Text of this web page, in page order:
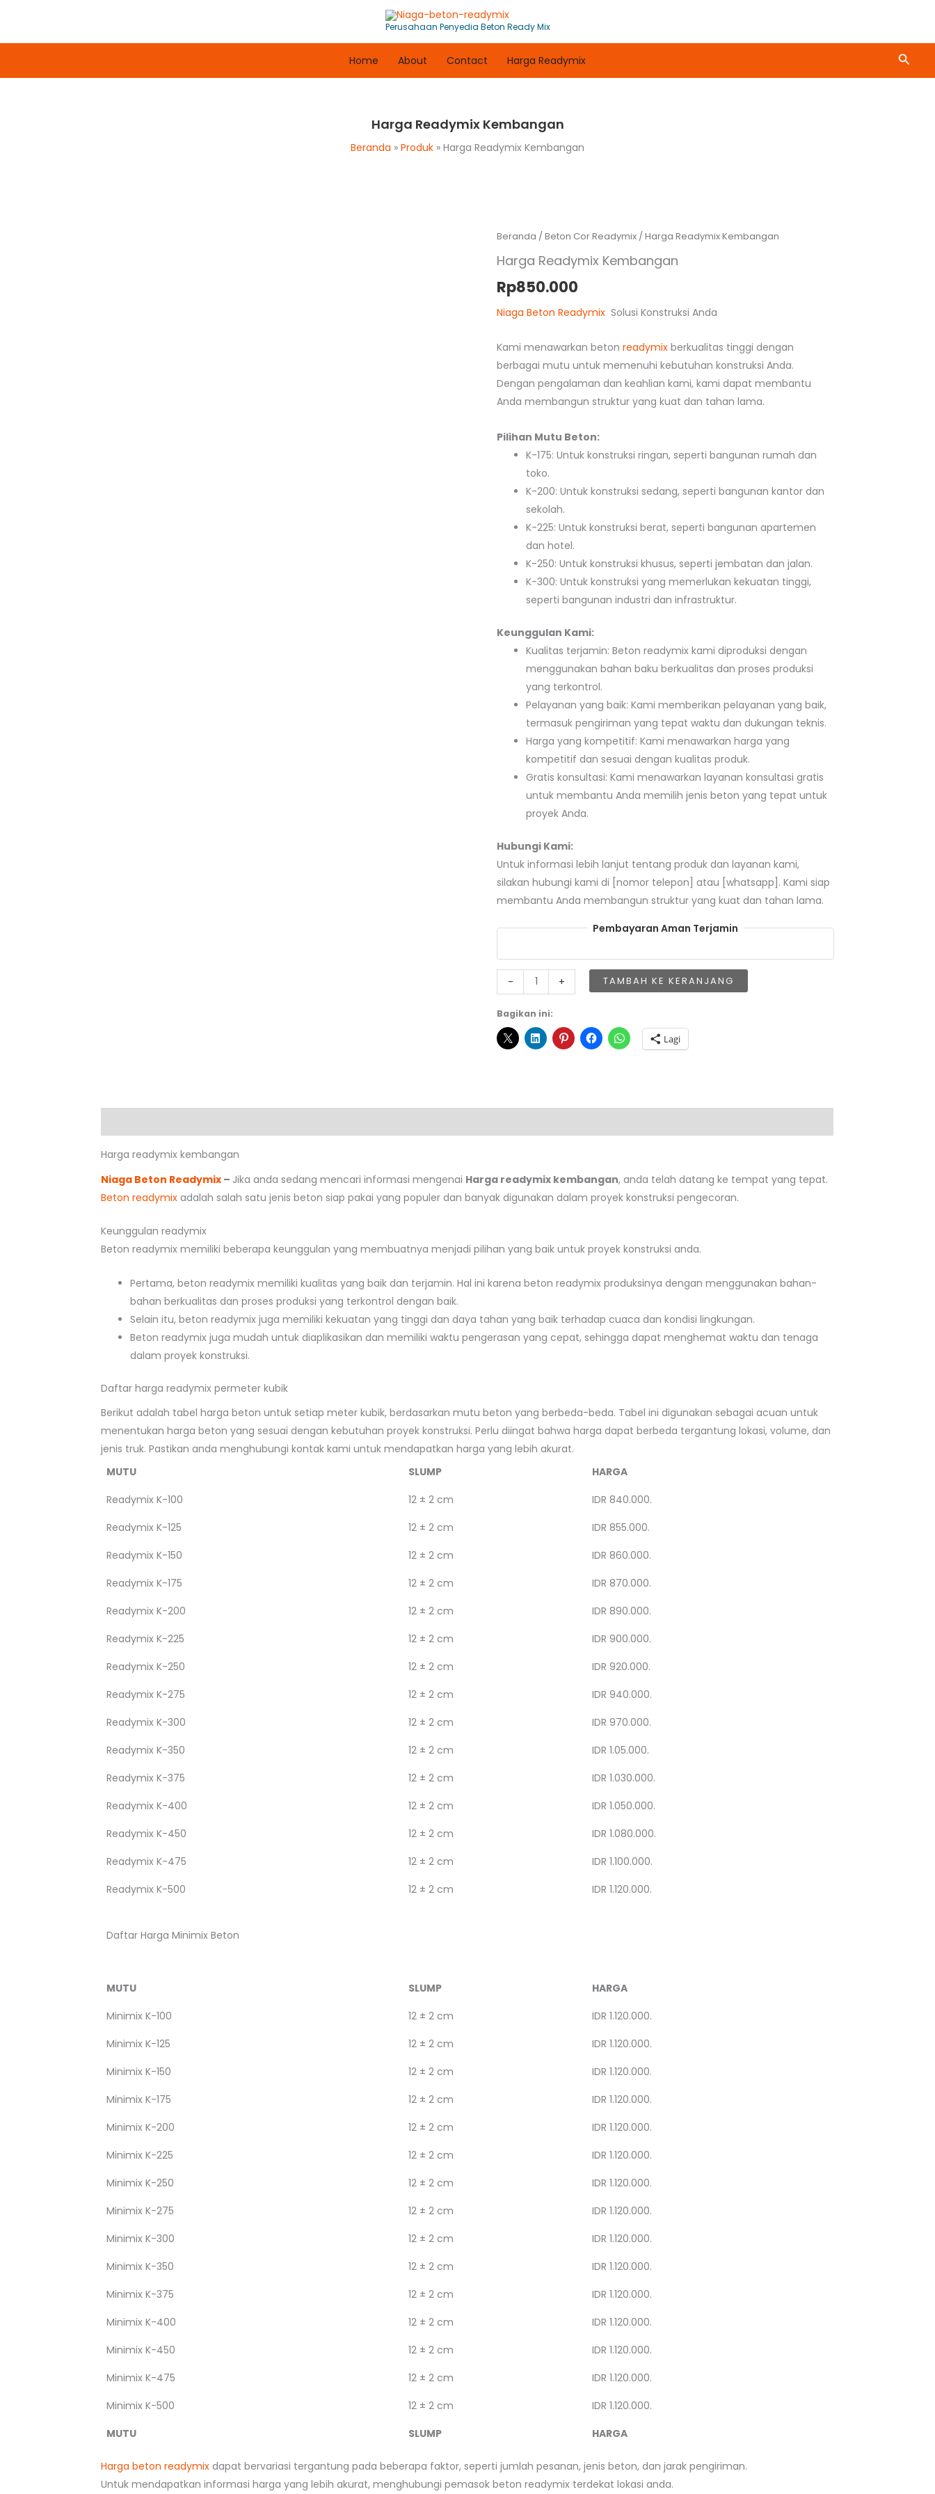
konten
Perusahaan Penyedia Beton Ready Mix
Home About Contact Harga Readymix Cari
Harga Readymix Kembangan
Beranda Produk Harga Readymix Kembangan
Beranda /Beton Cor Readymix / Harga Readymix Kembangan
Harga Readymix Kembangan
Rp850.000
Niaga Beton Readymix Solusi Konstruksi Anda
Kami menawarkan betonreadymix berkualitas tinggi dengan
berbagai mutu untuk memenuhi kebutuhan konstruksi Anda.
Dengan pengalaman dan keahlian kami, kami dapat membantu
Anda membangun struktur yang kuat dan tahan lama.
Pilihan Mutu Beton:
K-175: Untuk konstruksi ringan, seperti bangunan rumah dan
toko.
K-200: Untuk konstruksi sedang, seperti bangunan kantor dan
sekolah.
K-225: Untuk konstruksi berat, seperti bangunan apartemen
dan hotel.
K-250: Untuk konstruksi khusus, seperti jembatan dan jalan.
K-300: Untuk konstruksi yang memerlukan kekuatan tinggi,
seperti bangunan industri dan infrastruktur.
Keunggulan Kami:
Kualitas terjamin: Beton readymix kami diproduksi dengan
menggunakan bahan baku berkualitas dan proses produksi
yang terkontrol.
Pelayanan yang baik: Kami memberikan pelayanan yang baik,
termasuk pengiriman yang tepat waktu dan dukungan teknis.
Harga yang kompetitif: Kami menawarkan harga yang
kompetitif dan sesuai dengan kualitas produk.
Gratis konsultasi: Kami menawarkan layanan konsultasi gratis
untuk membantu Anda memilih jenis beton yang tepat untuk
proyek Anda.
Hubungi Kami:
Untuk informasi lebih lanjut tentang produk dan layanan kami,
silakan hubungi kami di [nomor telepon] atau [whatsapp]. Kami siap
membantu Anda membangun struktur yang kuat dan tahan lama.
Pembayaran Aman Terjamin
-
Kuantitas
Harga
Readymix
Kembangan
+ TAMBAH KE KERANJANG
Bagikan ini:
Lagi
Harga readymix kembangan
Niaga Beton Readymix – Jika anda sedang mencari informasi mengenai Harga readymix kembangan, anda telah datang ke tempat yang tepat.
Beton readymix adalah salah satu jenis beton siap pakai yang populer dan banyak digunakan dalam proyek konstruksi pengecoran.
Keunggulan readymix
Beton readymix memiliki beberapa keunggulan yang membuatnya menjadi pilihan yang baik untuk proyek konstruksi anda.
Pertama, beton readymix memiliki kualitas yang baik dan terjamin. Hal ini karena beton readymix produksinya dengan menggunakan bahan-
bahan berkualitas dan proses produksi yang terkontrol dengan baik.
Selain itu, beton readymix juga memiliki kekuatan yang tinggi dan daya tahan yang baik terhadap cuaca dan kondisi lingkungan.
Beton readymix juga mudah untuk diaplikasikan dan memiliki waktu pengerasan yang cepat, sehingga dapat menghemat waktu dan tenaga
dalam proyek konstruksi.
Daftar harga readymix permeter kubik
Berikut adalah tabel harga beton untuk setiap meter kubik, berdasarkan mutu beton yang berbeda-beda. Tabel ini digunakan sebagai acuan untuk
menentukan harga beton yang sesuai dengan kebutuhan proyek konstruksi. Perlu diingat bahwa harga dapat berbeda tergantung lokasi, volume, dan
jenis truk. Pastikan anda menghubungi kontak kami untuk mendapatkan harga yang lebih akurat.
MUTU
SLUMP
HARGA
Readymix K-100
12 ± 2 cm
IDR 840.000.
Readymix K-125
12 ± 2 cm
IDR 855.000.
Readymix K-150
12 ± 2 cm
IDR 860.000.
Readymix K-175
12 ± 2 cm
IDR 870.000.
Readymix K-200
12 ± 2 cm
IDR 890.000.
Readymix K-225
12 ± 2 cm
IDR 900.000.
Readymix K-250
12 ± 2 cm
IDR 920.000.
Readymix K-275
12 ± 2 cm
IDR 940.000.
Readymix K-300
12 ± 2 cm
IDR 970.000.
Readymix K-350
12 ± 2 cm
IDR 1.05.000.
Readymix K-375
12 ± 2 cm
IDR 1.030.000.
Readymix K-400
12 ± 2 cm
IDR 1.050.000.
Readymix K-450
12 ± 2 cm
IDR 1.080.000.
Readymix K-475
12 ± 2 cm
IDR 1.100.000.
Readymix K-500
12 ± 2 cm IDR 1.120.000.
Daftar Harga Minimix Beton
MUTU SLUMP
HARGA
Minimix K-100
12 ± 2 cm
IDR 1.120.000.
Minimix K-125
12 ± 2 cm
IDR 1.120.000.
Minimix K-150
12 ± 2 cm
IDR 1.120.000.
Minimix K-175
12 ± 2 cm
IDR 1.120.000.
Minimix K-200
12 ± 2 cm
IDR 1.120.000.
Minimix K-225
12 ± 2 cm
IDR 1.120.000.
Minimix K-250
12 ± 2 cm
IDR 1.120.000.
Minimix K-275
12 ± 2 cm
IDR 1.120.000.
Minimix K-300
12 ± 2 cm
IDR 1.120.000.
Minimix K-350
12 ± 2 cm
IDR 1.120.000.
Minimix K-375
12 ± 2 cm
IDR 1.120.000.
Minimix K-400
12 ± 2 cm
IDR 1.120.000.
Minimix K-450
12 ± 2 cm
IDR 1.120.000.
Minimix K-475
12 ± 2 cm
IDR 1.120.000.
Minimix K-500
12 ± 2 cm
IDR 1.120.000.
MUTU
SLUMP HARGA
Harga beton readymix dapat bervariasi tergantung pada beberapa faktor, seperti jumlah pesanan, jenis beton, dan jarak pengiriman.
Untuk mendapatkan informasi harga yang lebih akurat, menghubungi pemasok beton readymix terdekat lokasi anda.